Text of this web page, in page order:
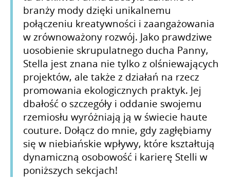
branży mody dzięki unikalnemu
połączeniu kreatywności i zaangażowania
w zrównoważony rozwój. Jako prawdziwe
uosobienie skrupulatnego ducha Panny,
Stella jest znana nie tylko z olśniewających
projektów, ale także z działań na rzecz
promowania ekologicznych praktyk. Jej
dbałość o szczegóły i oddanie swojemu
rzemiosłu wyróżniają ją w świecie haute
couture. Dołącz do mnie, gdy zagłębiamy
się w niebiańskie wpływy, które kształtują
dynamiczną osobowość i karierę Stelli w
poniższych sekcjach!